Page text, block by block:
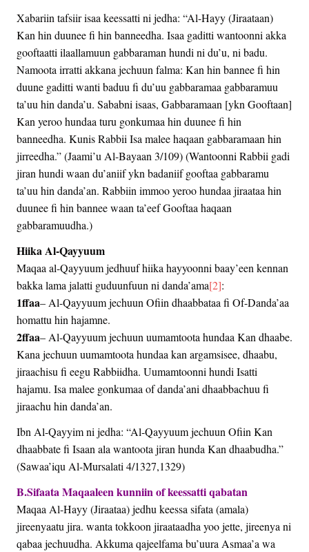
Xabariin tafsiir isaa keessatti ni jedha: “Al-Hayy (Jiraataan)
Kan hin duunee fi hin banneedha. Isaa gaditti wantoonni akka
gooftaatti ilaallamuun gabbaraman hundi ni du’u, ni badu.
Namoota irratti akkana jechuun falma: Kan hin bannee fi hin
duune gaditti wanti baduu fi du’uu gabbaramaa gabbaramuu
ta’uu hin danda’u. Sababni isaas, Gabbaramaan [ykn Gooftaan]
Kan yeroo hundaa turu gonkumaa hin duunee fi hin
banneedha. Kunis Rabbii Isa malee haqaan gabbaramaan hin
jirreedha.” (Jaami’u Al-Bayaan 3/109) (Wantoonni Rabbii gadi
jiran hundi waan du’aniif ykn badaniif gooftaa gabbaramu
ta’uu hin danda’an. Rabbiin immoo yeroo hundaa jiraataa hin
duunee fi hin bannee waan ta’eef Gooftaa haqaan
gabbaramuudha.)
Hiika Al-Qayyuum
Maqaa al-Qayyuum jedhuuf hiika hayyoonni baay’een kennan
bakka lama jalatti guduunfuun ni danda’ama[2]:
1ffaa– Al-Qayyuum jechuun Ofiin dhaabbataa fi Of-Danda’aa
homattu hin hajamne.
2ffaa– Al-Qayyuum jechuun uumamtoota hundaa Kan dhaabe.
Kana jechuun uumamtoota hundaa kan argamsisee, dhaabu,
jiraachisu fi eegu Rabbiidha. Uumamtoonni hundi Isatti
hajamu. Isa malee gonkumaa of danda’ani dhaabbachuu fi
jiraachu hin danda’an.
Ibn Al-Qayyim ni jedha: “Al-Qayyuum jechuun Ofiin Kan
dhaabbate fi Isaan ala wantoota jiran hunda Kan dhaabudha.”
(Sawaa’iqu Al-Mursalati 4/1327,1329)
B.Sifaata Maqaaleen kunniin of keessatti qabatan
Maqaa Al-Hayy (Jiraataa) jedhu keessa sifata (amala)
jireenyaatu jira. wanta tokkoon jiraataadha yoo jette, jireenya ni
qabaa jechuudha. Akkuma qajeelfama bu’uura Asmaa’a wa